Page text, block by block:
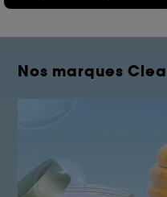
Nos marques